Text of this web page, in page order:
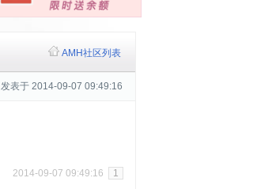
AMH社区列表
发表于 2014-09-07 09:49:16
2014-09-07 09:49:16 1